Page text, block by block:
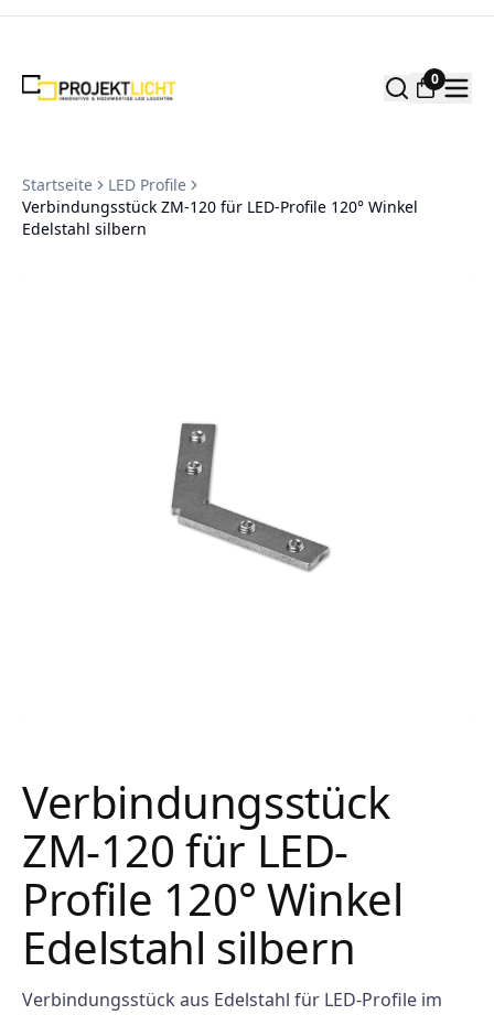
Zum Inhalt springen
0
Startseite
LED Profile
Verbindungsstück ZM-120 für LED-Profile 120° Winkel
Edelstahl silbern
Verbindungsstück
ZM-120 für LED-
Profile 120° Winkel
Edelstahl silbern
Verbindungsstück aus Edelstahl für LED-Profile im